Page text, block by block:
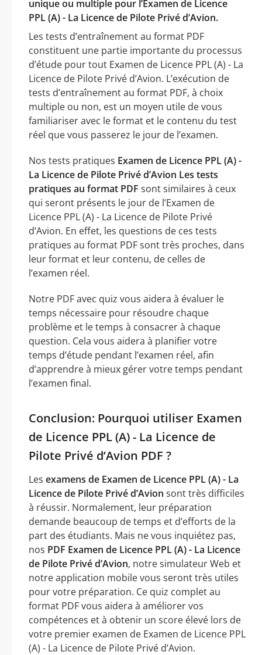
unique ou multiple pour l’Examen de Licence
PPL (A) - La Licence de Pilote Privé d’Avion.
Les tests d’entraînement au format PDF
constituent une partie importante du processus
d’étude pour tout Examen de Licence PPL (A) - La
Licence de Pilote Privé d’Avion. L’exécution de
tests d’entraînement au format PDF, à choix
multiple ou non, est un moyen utile de vous
familiariser avec le format et le contenu du test
réel que vous passerez le jour de l’examen.
Nos tests pratiques Examen de Licence PPL (A) -
La Licence de Pilote Privé d’Avion Les tests
pratiques au format PDF sont similaires à ceux
qui seront présents le jour de l’Examen de
Licence PPL (A) - La Licence de Pilote Privé
d’Avion. En effet, les questions de ces tests
pratiques au format PDF sont très proches, dans
leur format et leur contenu, de celles de
l’examen réel.
Notre PDF avec quiz vous aidera à évaluer le
temps nécessaire pour résoudre chaque
problème et le temps à consacrer à chaque
question. Cela vous aidera à planifier votre
temps d’étude pendant l’examen réel, afin
d’apprendre à mieux gérer votre temps pendant
l’examen final.
Conclusion: Pourquoi utiliser Examen
de Licence PPL (A) - La Licence de
Pilote Privé d’Avion PDF ?
Les examens de Examen de Licence PPL (A) - La
Licence de Pilote Privé d’Avion sont très difficiles
à réussir. Normalement, leur préparation
demande beaucoup de temps et d’efforts de la
part des étudiants. Mais ne vous inquiétez pas,
nos PDF Examen de Licence PPL (A) - La Licence
de Pilote Privé d’Avion, notre simulateur Web et
notre application mobile vous seront très utiles
pour votre préparation. Ce quiz complet au
format PDF vous aidera à améliorer vos
compétences et à obtenir un score élevé lors de
votre premier examen de Examen de Licence PPL
(A) - La Licence de Pilote Privé d’Avion.